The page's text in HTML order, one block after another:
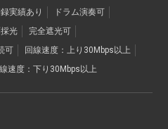
実績あり
ドラム演奏可
光
完全遮光可
可
回線速度：上り30Mbps以上
速度：下り30Mbps以上